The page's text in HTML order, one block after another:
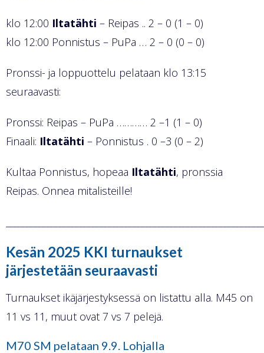
klo 12:00 Iltatähti – Reipas .. 2 – 0 (1 – 0)
klo 12:00 Ponnistus – PuPa … 2 – 0 (0 – 0)
Pronssi- ja loppuottelu pelataan klo 13:15
seuraavasti:
Pronssi: Reipas – PuPa ………… 2 –1 (1 – 0)
Finaali: Iltatähti – Ponnistus . 0 –3 (0 – 2)
Kultaa Ponnistus, hopeaa Iltatähti, pronssia
Reipas. Onnea mitalisteille!
Kesän 2025 KKI turnaukset
järjestetään seuraavasti
Turnaukset ikäjärjestyksessä on listattu alla. M45 on
11 vs 11, muut ovat 7 vs 7 pelejä.
M70 SM pelataan 9.9. Lohjalla